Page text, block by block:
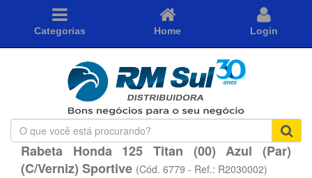
Categorias Home Login
O
que
você
está
Rabeta Honda 125 Titan (00) Azul (Par)
(C/Verniz) Sportive (Cód. 6779 - Ref.: R2030002)